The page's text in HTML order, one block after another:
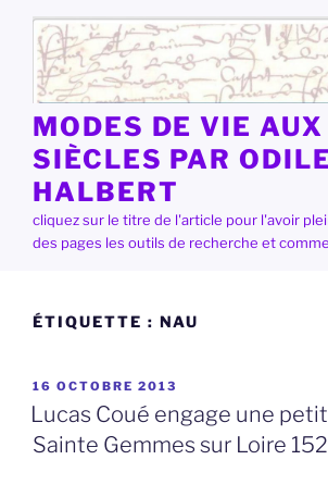
contenu
principal
MODES DE VIE
SIÈCLES PAR ODILE
HALBERT
cliquez sur le titre de l'article pour l'avoir
des pages les outils de recherche et
ÉTIQUETTE : NAU
PUBLIÉ
LE
16 OCTOBRE 2013
Lucas Coué engage une
Sainte Gemmes sur Loire